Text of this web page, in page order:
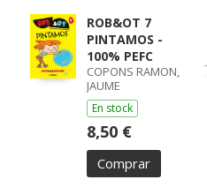
ROB&OT 7
PINTAMOS -
100% PEFC
COPONS RAMON,
JAUME
En stock
8,50 €
Comprar